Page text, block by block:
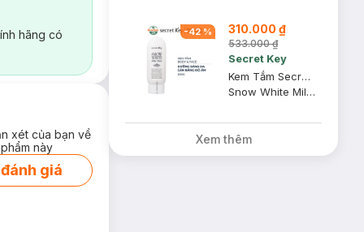
hãng có
xét của bạn về
này
giá
-42% 310.000 ₫
533.000 ₫
Secret Key
Kem Tắm Secret Key Dưỡng Sáng Da Mặt Và Cơ Thể 200g
Snow White Milky Pack
Xem thêm